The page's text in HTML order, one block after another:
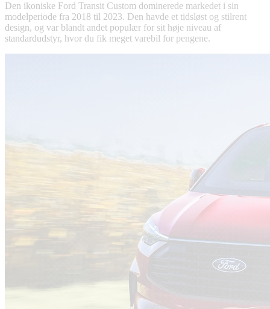
Den ikoniske Ford Transit Custom dominerede markedet i sin
modelperiode fra 2018 til 2023. Den havde et tidsløst og stilrent
design, og var blandt andet populær for sit høje niveau af
standardudstyr, hvor du fik meget varebil for pengene.